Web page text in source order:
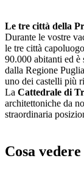
Le tre città della
Durante le vostre
le tre città
90.000 abitanti ed è
dalla Regione
uno dei castelli più
La Cattedrale di
architettoniche da
straordinaria
Cosa